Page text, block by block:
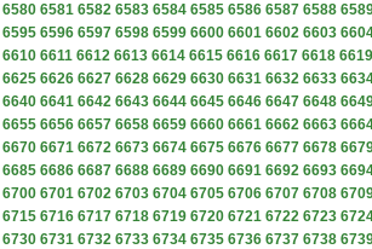
6580 6581 6582 6583 6584 6585 6586 6587 6588
6595 6596 6597 6598 6599 6600 6601 6602 6603
6610 6611 6612 6613 6614 6615 6616 6617 6618 6619
6625 6626 6627 6628 6629 6630 6631 6632 6633
6640 6641 6642 6643 6644 6645 6646 6647 6648
6655 6656 6657 6658 6659 6660 6661 6662 6663
6670 6671 6672 6673 6674 6675 6676 6677 6678
6685 6686 6687 6688 6689 6690 6691 6692 6693
6700 6701 6702 6703 6704 6705 6706 6707 6708
6715 6716 6717 6718 6719 6720 6721 6722 6723
6730 6731 6732 6733 6734 6735 6736 6737 6738